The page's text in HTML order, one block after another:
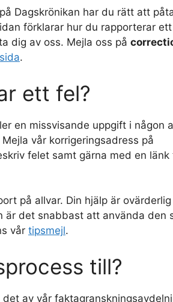
Dagskrönikan har du rätt att
förklarar hur du rapporterar
dig av oss. Mejla oss på
.
ett fel?
en missvisande uppgift i någon
vår korrigeringsadress på
felet samt gärna med en länk
på allvar. Din hjälp är
är det snabbast att använda den
vår tipsmejl.
till?
av vår